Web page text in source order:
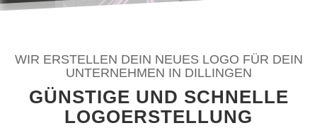
WIR ERSTELLEN DEIN NEUES LOGO FÜR DEIN
UNTERNEHMEN IN DILLINGEN
GÜNSTIGE UND SCHNELLE
LOGOERSTELLUNG